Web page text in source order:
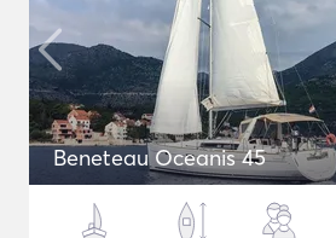
Beneteau Oceanis 45